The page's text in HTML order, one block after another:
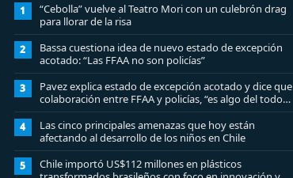
1
“Cebolla” vuelve al Teatro Mori con un culebrón drag
para llorar de la risa
2
Bassa cuestiona idea de nuevo estado de excepción
acotado: “Las FFAA no son policías”
3
Pavez explica estado de excepción acotado y dice que
colaboración entre FFAA y policías, “es algo del todo
pertinente analizar”
4
Las cinco principales amenazas que hoy están
afectando al desarrollo de los niños en Chile
5
Chile importó US$112 millones en plásticos